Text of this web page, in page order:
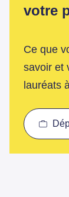
votre
Ce que
savoir et
lauréats